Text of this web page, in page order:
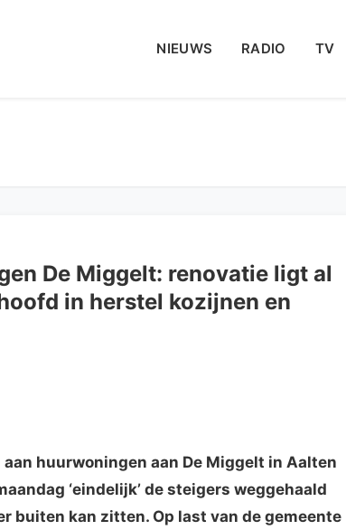
NIEUWS RADIO TV
De Miggelt: renovatie ligt al
in herstel kozijnen en
huurwoningen aan De Miggelt in Aalten
‘eindelijk’ de steigers weggehaald
buiten kan zitten. Op last van de gemeente